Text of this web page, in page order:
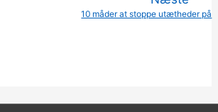
10 måder at stoppe utætheder på